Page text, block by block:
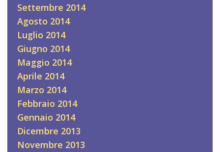
Settembre 2014
Agosto 2014
Luglio 2014
Giugno 2014
Maggio 2014
Aprile 2014
Marzo 2014
Febbraio 2014
Gennaio 2014
Dicembre 2013
Novembre 2013